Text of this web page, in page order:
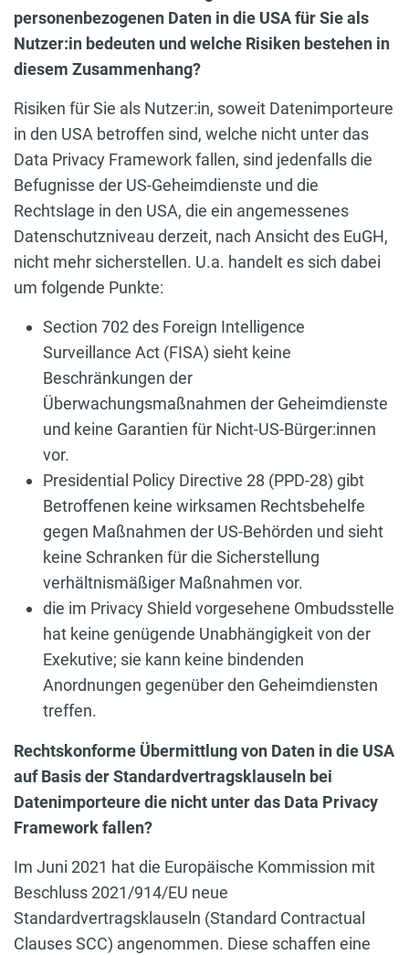
personenbezogenen Daten in die USA für Sie als
Nutzer:in bedeuten und welche Risiken bestehen in
diesem Zusammenhang?
Risiken für Sie als Nutzer:in, soweit Datenimporteure
in den USA betroffen sind, welche nicht unter das
Data Privacy Framework fallen, sind jedenfalls die
Befugnisse der US-Geheimdienste und die
Rechtslage in den USA, die ein angemessenes
Datenschutzniveau derzeit, nach Ansicht des EuGH,
nicht mehr sicherstellen. U.a. handelt es sich dabei
um folgende Punkte:
Section 702 des Foreign Intelligence
Surveillance Act (FISA) sieht keine
Beschränkungen der
Überwachungsmaßnahmen der Geheimdienste
und keine Garantien für Nicht-US-Bürger:innen
vor.
Presidential Policy Directive 28 (PPD-28) gibt
Betroffenen keine wirksamen Rechtsbehelfe
gegen Maßnahmen der US-Behörden und sieht
keine Schranken für die Sicherstellung
verhältnismäßiger Maßnahmen vor.
die im Privacy Shield vorgesehene Ombudsstelle
hat keine genügende Unabhängigkeit von der
Exekutive; sie kann keine bindenden
Anordnungen gegenüber den Geheimdiensten
treffen.
Rechtskonforme Übermittlung von Daten in die USA
auf Basis der Standardvertragsklauseln bei
Datenimporteure die nicht unter das Data Privacy
Framework fallen?
Im Juni 2021 hat die Europäische Kommission mit
Beschluss 2021/914/EU neue
Standardvertragsklauseln (Standard Contractual
Clauses SCC) angenommen. Diese schaffen eine